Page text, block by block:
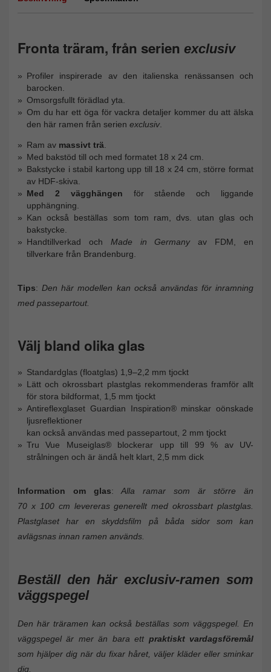
Fronta träram, från serien exclusiv
Profiler inspirerade av den italienska renässansen och
barocken.
Omsorgsfullt förädlad yta.
Om du har ett öga för vackra detaljer kommer du att älska
den här ramen från serien exclusiv.
Ram av massivt trä
Med bakstöd till och med formatet 18 x 24 cm.
Bakstycke i stabil kartong upp till 18 x 24 cm, större format
av HDF-skiva.
Med 2 vägghängen för stående och liggande
upphängning.
Kan också beställas som tom ram, dvs. utan glas och
bakstycke.
Handtillverkad och Made in Germanyav FDM, en
tillverkare från Brandenburg.
Tips: Den här modellen kan också användas för inramning
med passepartout.
Välj bland olika glas
Standardglas (floatglas) 1,9–2,2 mm tjockt
Lätt och okrossbart plastglas rekommenderas framför allt
för stora bildformat, 1,5 mm tjockt
Antireflexglaset Guardian Inspiration® minskar oönskade
ljusreflektioner
kan också användas med passepartout, 2 mm tjockt
Tru Vue Museiglas® blockerar upp till 99 % av UV-
strålningen och är ändå helt klart, 2,5 mm dick
Information om glas: Alla ramar som är större än
70 x 100 cm levereras generellt med okrossbart plastglas.
Plastglaset har en skyddsfilm på båda sidor som kan
avlägsnas innan ramen används.
Beställ den här exclusiv-ramen som
väggspegel
Den här träramen kan också beställas som väggspegel. En
väggspegel är mer än bara ett praktiskt vardagsföremål
som hjälper dig när du fixar håret, väljer kläder eller sminkar
dig.